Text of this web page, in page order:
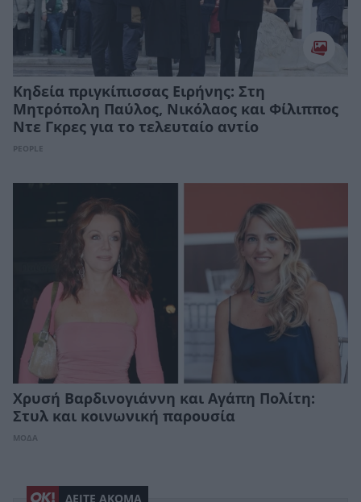
Κηδεία πριγκίπισσας Ειρήνης: Στη
Μητρόπολη Παύλος, Νικόλαος και Φίλιππος
Ντε Γκρες για το τελευταίο αντίο
PEOPLE
Χρυσή Βαρδινογιάννη και Αγάπη Πολίτη:
Στυλ και κοινωνική παρουσία
ΜΟΔΑ
ΔΕΙΤΕ ΑΚΟΜΑ